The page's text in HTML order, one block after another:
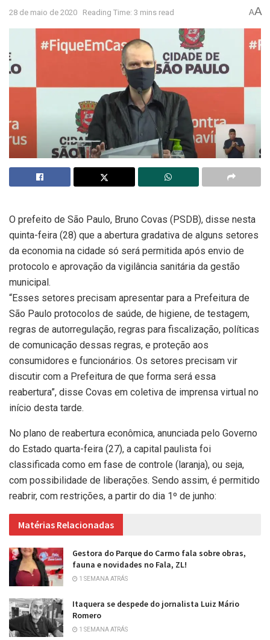
28 de maio de 2020 Reading Time: 3 mins read AA
O prefeito de São Paulo, Bruno Covas (PSDB), disse nesta
quinta-feira (28) que a abertura gradativa de alguns setores
da economia na cidade só será permitida após envio de
protocolo e aprovação da vigilância sanitária da gestão
municipal.
“Esses setores precisam apresentar para a Prefeitura de
São Paulo protocolos de saúde, de higiene, de testagem,
regras de autorregulação, regras para fiscalização, políticas
de comunicação dessas regras, e proteção aos
consumidores e funcionários. Os setores precisam vir
discutir com a Prefeitura de que forma será essa
reabertura”, disse Covas em coletiva de imprensa virtual no
início desta tarde.
No plano de reabertura econômica, anunciada pelo Governo
do Estado quarta-feira (27), a capital paulista foi
classificada como em fase de controle (laranja), ou seja,
com possibilidade de liberações. Sendo assim, é permitido
reabrir, com restrições, a partir do dia 1º de junho:
Matérias Relacionadas
Gestora do Parque do Carmo fala sobre obras,
fauna e novidades no Fala, ZL!
1 SEMANA ATRÁS
Itaquera se despede do jornalista Luiz Mário
Romero
1 SEMANA ATRÁS